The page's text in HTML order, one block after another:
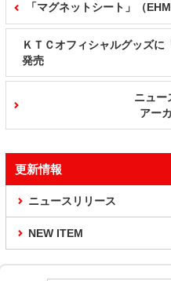
「マグネットシート」（
ニュー
アー
ＫＴＣオフィシャルグッズ
発売
更新情報
ニュースリリース
NEW ITEM